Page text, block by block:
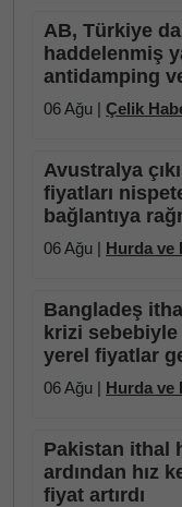
AB, Türkiye
haddelenmiş
antidamping
06 Ağu | Çelik
Avustralya
fiyatları
bağlantıya
06 Ağu | Hurda ve
Bangladeş
krizi
yerel fiyatlar
06 Ağu | Hurda ve
Pakistan ithal
ardından hız
fiyat artırdı